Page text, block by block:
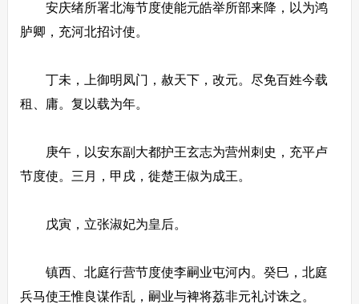
安庆绪所署北海节度使能元皓举所部来降，以为鸿
胪卿，充河北招讨使。
丁未，上御明凤门，赦天下，改元。尽免百姓今载
租、庸。复以载为年。
庚午，以安东副大都护王玄志为营州刺史，充平卢
节度使。三月，甲戌，徙楚王俶为成王。
戊寅，立张淑妃为皇后。
镇西、北庭行营节度使李嗣业屯河内。癸巳，北庭
兵马使王惟良谋作乱，嗣业与裨将荔非元礼讨诛之。